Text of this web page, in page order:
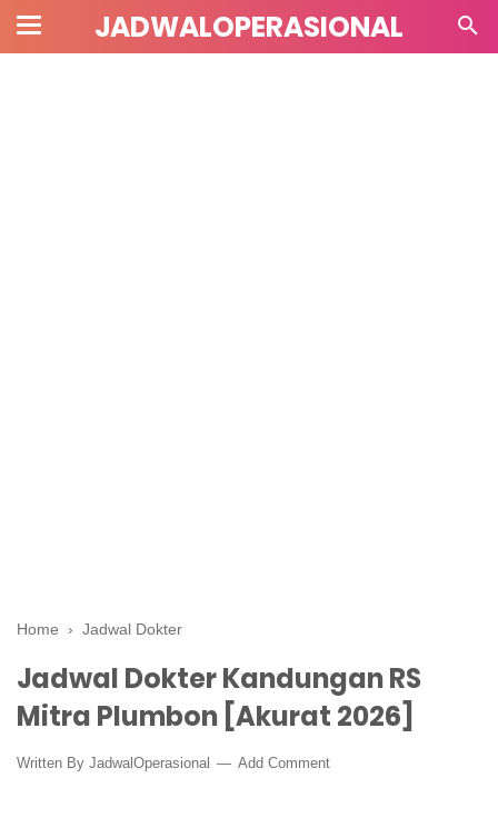
JADWALOPERASIONAL
Home › Jadwal Dokter
Jadwal Dokter Kandungan RS
Mitra Plumbon [Akurat 2026]
Written By JadwalOperasional Add Comment